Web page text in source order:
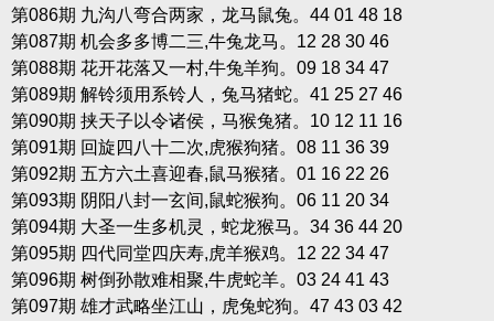
第086期 九沟八弯合两家，龙马鼠兔。44 01 48 18
第087期 机会多多博二三,牛兔龙马。12 28 30 46
第088期 花开花落又一村,牛兔羊狗。09 18 34 47
第089期 解铃须用系铃人，兔马猪蛇。41 25 27 46
第090期 挟天子以令诸侯，马猴兔猪。10 12 11 16
第091期 回旋四八十二次,虎猴狗猪。08 11 36 39
第092期 五方六土喜迎春,鼠马猴猪。01 16 22 26
第093期 阴阳八封一玄间,鼠蛇猴狗。06 11 20 34
第094期 大圣一生多机灵，蛇龙猴马。34 36 44 20
第095期 四代同堂四庆寿,虎羊猴鸡。12 22 34 47
第096期 树倒孙散难相聚,牛虎蛇羊。03 24 41 43
第097期 雄才武略坐江山，虎兔蛇狗。47 43 03 42